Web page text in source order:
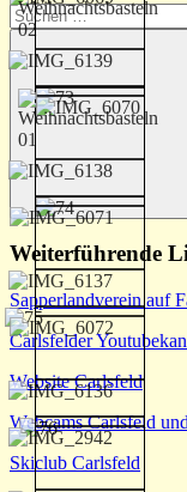
Suchen
nach:
Weiterführende
Sapperlandverein auf
Carlsfelder
Website Carlsfeld
Webcams Carlsfeld
Skiclub Carlsfeld